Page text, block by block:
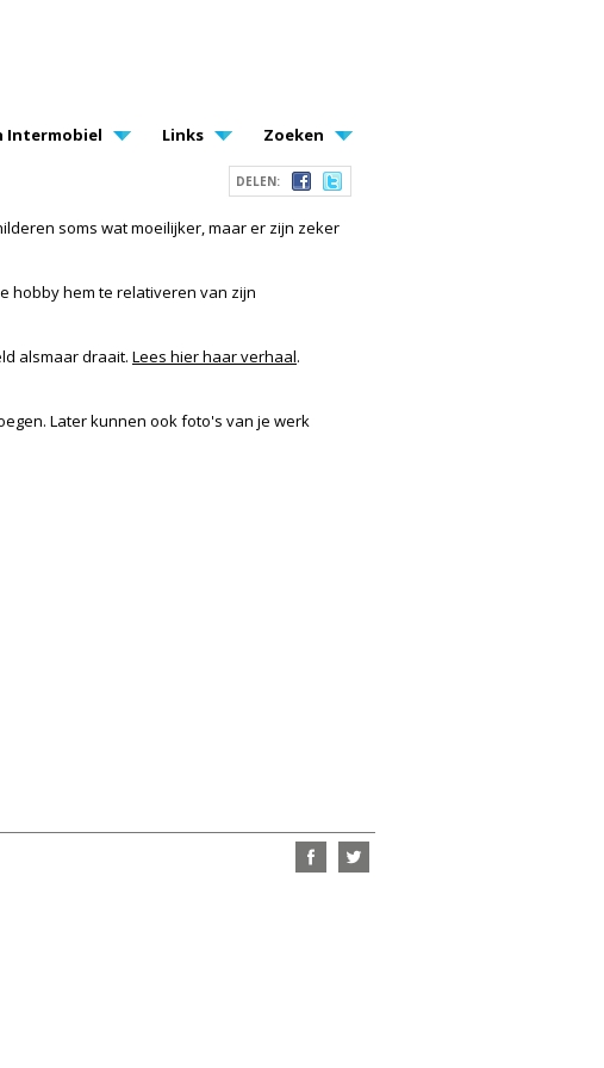
Intermobiel Links Zoeken
DELEN:
soms wat moeilijker, maar er zijn zeker
hobby hem te relativeren van zijn
alsmaar draait. Lees hier haar verhaal.
Later kunnen ook foto's van je werk